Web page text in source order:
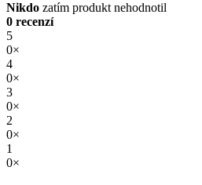
Nikdo zatím produkt nehodnotil
0 recenzí
5
0×
4
0×
3
0×
2
0×
1
0×